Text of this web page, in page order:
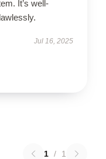
It’s well-
Jul 16, 2025
1 / 1